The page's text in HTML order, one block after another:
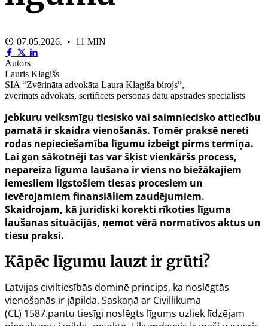
07.05.2026. • 11 MIN
Autors
Lauris Klagišs
SIA “Zvērināta advokāta Laura Klagiša birojs”,
zvērināts advokāts, sertificēts personas datu apstrādes speciālists
Jebkuru veiksmīgu tiesisko vai saimniecisko attiecību
pamatā ir skaidra vienošanās. Tomēr praksē nereti
rodas nepieciešamība līgumu izbeigt pirms termiņa.
Lai gan sākotnēji tas var šķist vienkāršs process,
nepareiza līguma laušana ir viens no biežākajiem
iemesliem ilgstošiem tiesas procesiem un
ievērojamiem finansiāliem zaudējumiem.
Skaidrojam, kā juridiski korekti rīkoties līguma
laušanas situācijās, ņemot vērā normatīvos aktus un
tiesu praksi.
Kāpēc līgumu lauzt ir grūti?
Latvijas civiltiesībās dominē princips, ka noslēgtās
vienošanās ir jāpilda. Saskaņā ar Civillikuma
(CL) 1587.pantu tiesīgi noslēgts līgums uzliek līdzējam